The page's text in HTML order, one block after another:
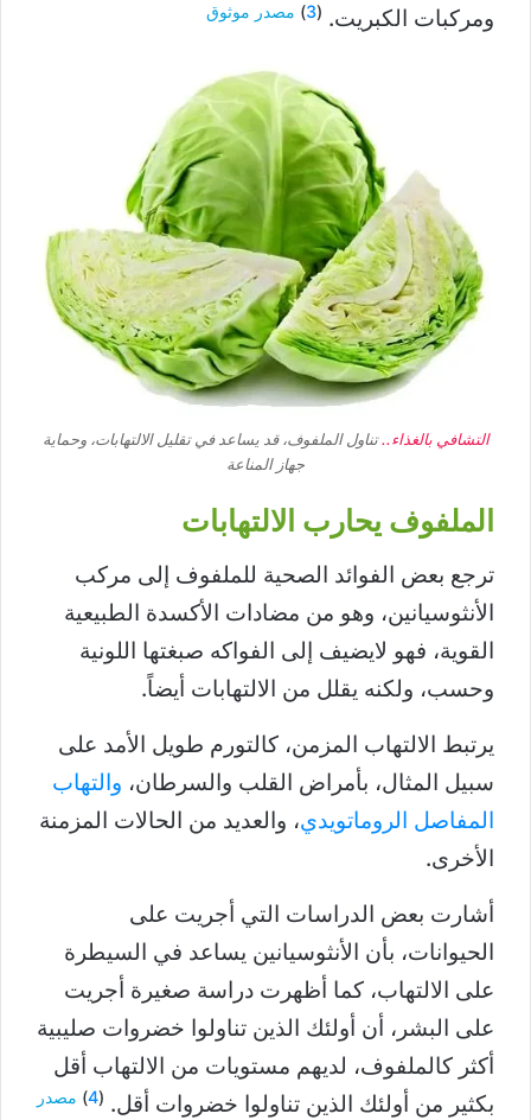
ومركبات الكبريت. (
3
) مصدر موثوق
التشافي بالغذاء..تناول الملفوف، قد يساعد في تقليل الالتهابات، وحماية
جهاز المناعة
الملفوف يحارب الالتهابات
ترجع بعض الفوائد الصحية للملفوف إلى مركب
الأنثوسيانين، وهو من مضادات الأكسدة الطبيعية
القوية، فهو لايضيف إلى الفواكه صبغتها اللونية
وحسب، ولكنه يقلل من الالتهابات أيضاً.
يرتبط الالتهاب المزمن، كالتورم طويل الأمد على
سبيل المثال، بأمراض القلب والسرطان، والتهاب
المفاصل الروماتويدي، والعديد من الحالات المزمنة
الأخرى.
أشارت بعض الدراسات التي أجريت على
الحيوانات، بأن الأنثوسيانين يساعد في السيطرة
على الالتهاب، كما أظهرت دراسة صغيرة أجريت
على البشر، أن أولئك الذين تناولوا خضروات صليبية
أكثر كالملفوف، لديهم مستويات من الالتهاب أقل
بكثير من أولئك الذين تناولوا خضروات أقل. (
4
) مصدر